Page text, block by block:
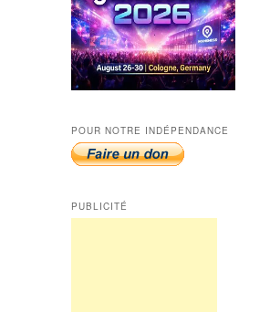
POUR NOTRE INDÉPENDANCE
PUBLICITÉ